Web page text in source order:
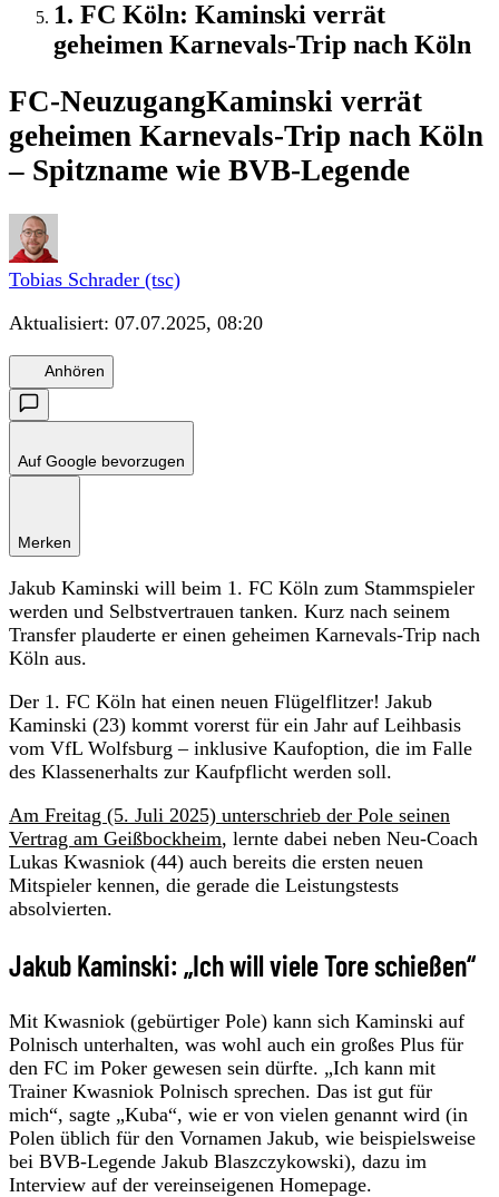
1. FC Köln: Kaminski verrät
geheimen Karnevals-Trip nach Köln
FC-NeuzugangKaminski verrät
geheimen Karnevals-Trip nach Köln
– Spitzname wie BVB-Legende
Tobias Schrader (tsc)
Aktualisiert: 07.07.2025, 08:20
Anhören
Auf Google bevorzugen
Merken
Jakub Kaminski will beim 1. FC Köln zum Stammspieler
werden und Selbstvertrauen tanken. Kurz nach seinem
Transfer plauderte er einen geheimen Karnevals-Trip nach
Köln aus.
Der 1. FC Köln hat einen neuen Flügelflitzer! Jakub
Kaminski (23) kommt vorerst für ein Jahr auf Leihbasis
vom VfL Wolfsburg – inklusive Kaufoption, die im Falle
des Klassenerhalts zur Kaufpflicht werden soll.
Am Freitag (5. Juli 2025) unterschrieb der Pole seinen
Vertrag am Geißbockheim, lernte dabei neben Neu-Coach
Lukas Kwasniok (44) auch bereits die ersten neuen
Mitspieler kennen, die gerade die Leistungstests
absolvierten.
Jakub Kaminski: „Ich will viele Tore schießen“
Mit Kwasniok (gebürtiger Pole) kann sich Kaminski auf
Polnisch unterhalten, was wohl auch ein großes Plus für
den FC im Poker gewesen sein dürfte. „Ich kann mit
Trainer Kwasniok Polnisch sprechen. Das ist gut für
mich“, sagte „Kuba“, wie er von vielen genannt wird (in
Polen üblich für den Vornamen Jakub, wie beispielsweise
bei BVB-Legende Jakub Blaszczykowski), dazu im
Interview auf der vereinseigenen Homepage.